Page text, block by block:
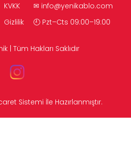
KVKK ✉ info@yenikablo.com
Gizlilik 🕘 Pzt–Cts 09:00–19:00
Tüm Hakları Saklıdır
Medya
Sistemi İle Hazırlanmıştır.